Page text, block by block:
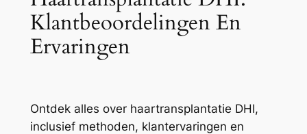
Klantbeoordelingen En
Ervaringen
Ontdek alles over haartransplantatie DHI,
inclusief methoden, klantervaringen en